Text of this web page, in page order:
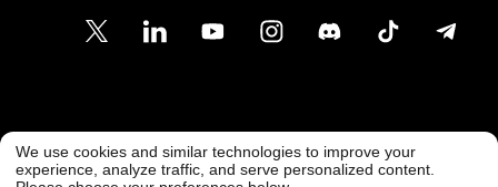
Support Client
support@freedx.com @ Freedx 2026
We use cookies and similar technologies to improve your
experience, analyze traffic, and serve personalized content.